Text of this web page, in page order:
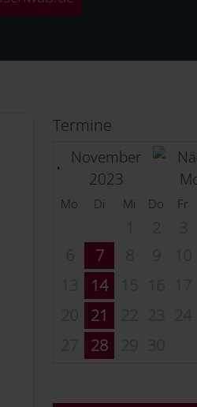
Termine
November
2023
Mo Di Mi Do Fr
7
14
21
28